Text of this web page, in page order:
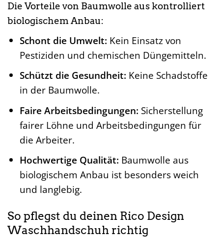
Die Vorteile von Baumwolle aus kontrolliert
biologischem Anbau:
Schont die Umwelt: Kein Einsatz von
Pestiziden und chemischen Düngemitteln.
Schützt die Gesundheit: Keine Schadstoffe
in der Baumwolle.
Faire Arbeitsbedingungen: Sicherstellung
fairer Löhne und Arbeitsbedingungen für
die Arbeiter.
Hochwertige Qualität: Baumwolle aus
biologischem Anbau ist besonders weich
und langlebig.
So pflegst du deinen Rico Design
Waschhandschuh richtig